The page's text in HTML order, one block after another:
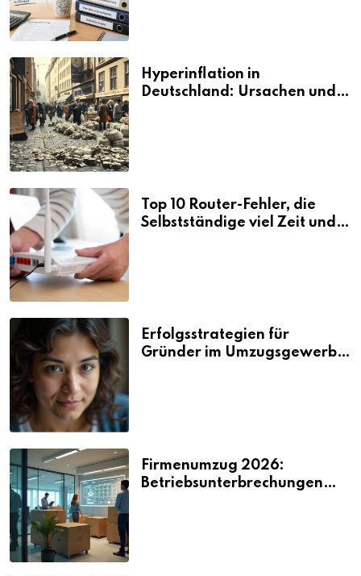
Hyperinflation in
Deutschland: Ursachen und
Top 10 Router-Fehler, die
Selbstständige viel Zeit und
Erfolgsstrategien für
Gründer im Umzugsgewerbe
Firmenumzug 2026:
Betriebsunterbrechungen